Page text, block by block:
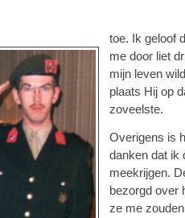
toe. Ik geloof
me door liet
mijn leven
plaats Hij op
zoveelste.
Overigens is
danken dat ik
meekrijgen.
bezorgd over
ze me